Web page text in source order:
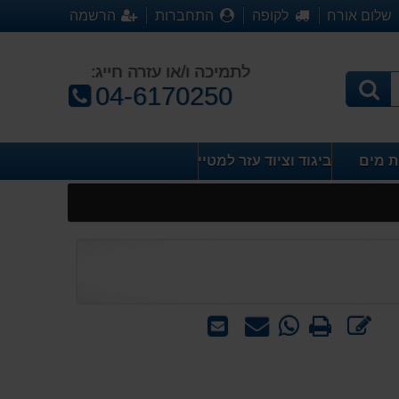
שלום אורח לקופה התחברות הרשמה
לתמיכה ו/או עזרה חייג:
טלפון:
04-6170250
מים ביגוד וציוד עזר למטייל
שלח
שאל WhatsApp
הדפס